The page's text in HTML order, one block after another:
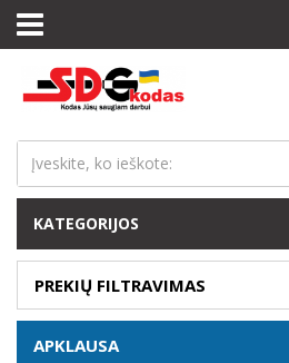
KATEGORIJOS
PREKIŲ FILTRAVIMAS
APKLAUSA